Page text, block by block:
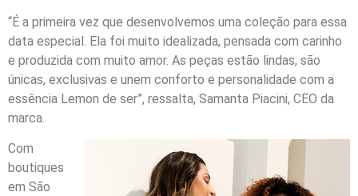
“É a primeira vez que desenvolvemos uma coleção para essa
data especial. Ela foi muito idealizada, pensada com carinho
e produzida com muito amor. As peças estão lindas, são
únicas, exclusivas e unem conforto e personalidade com a
essência Lemon de ser”, ressalta, Samanta Piacini, CEO da
marca.
Com
boutiques
em São